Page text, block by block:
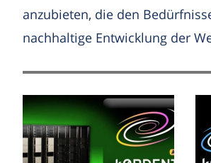
anzubieten, die den
nachhaltige Entwicklung der